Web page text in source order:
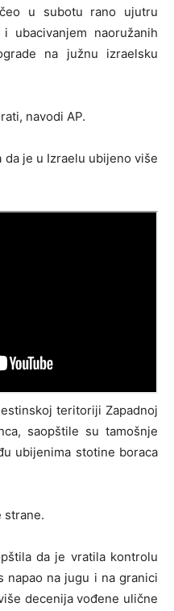
u subotu rano ujutru
ubacivanjem naoružanih
na južnu izraelsku
navodi AP.
da je u Izraelu ubijeno više
teritoriji Zapadnoj
saopštile su tamošnje
ubijenima stotine boraca
strane.
da je vratila kontrolu
napao na jugu i na granici
decenija vođene ulične